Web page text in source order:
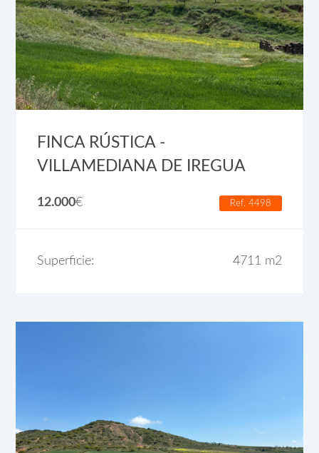
FINCA RÚSTICA -
VILLAMEDIANA DE IREGUA
12.000€ Ref. 4498
Superficie: 4711 m2